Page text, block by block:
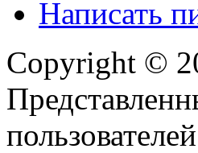
Написать
Copyright ©